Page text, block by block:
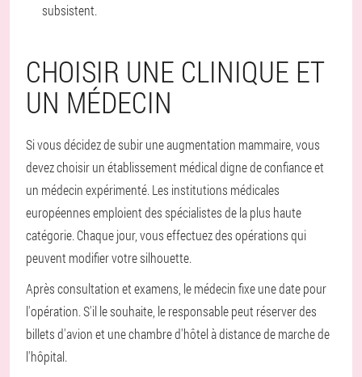
subsistent.
CHOISIR UNE CLINIQUE ET
UN MÉDECIN
Si vous décidez de subir une augmentation mammaire, vous
devez choisir un établissement médical digne de confiance et
un médecin expérimenté. Les institutions médicales
européennes emploient des spécialistes de la plus haute
catégorie. Chaque jour, vous effectuez des opérations qui
peuvent modifier votre silhouette.
Après consultation et examens, le médecin fixe une date pour
l'opération. S'il le souhaite, le responsable peut réserver des
billets d'avion et une chambre d'hôtel à distance de marche de
l'hôpital.